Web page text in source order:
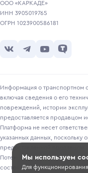
ООО «КАРКАДЕ»
ИНН 3905019765
ОГРН 1023900586181
Информация о транспортном
включая сведения о его
повреждений, истории
предоставляется продавцом
Платформа не несет
указанных данных, поскольку
предоставленной продавцом.
Потенциальным покупателям
состояние транспортного
Мы используем
Для